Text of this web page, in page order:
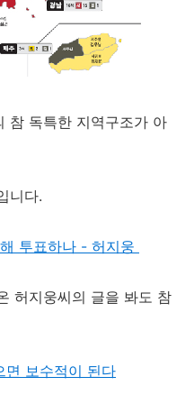
참 독특한 지역구조가 아
니다.
투표하나 - 허지웅
허지웅씨의 글을 봐도 참
면 보수적이 된다